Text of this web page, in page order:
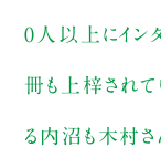
0人以上にイン
冊も上梓されて
る内沼も木村さ